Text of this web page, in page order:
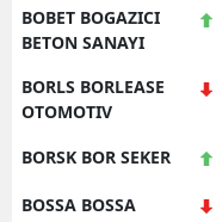
BOBET BOGAZICI
BETON SANAYI
BORLS BORLEASE
OTOMOTIV
BORSK BOR SEKER
BOSSA BOSSA